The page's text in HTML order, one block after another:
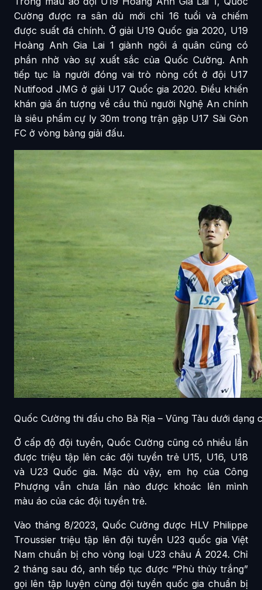
Cường được ra sân dù mới chỉ 16 tuổi và chiếm
được suất đá chính. Ở giải U19 Quốc gia 2020, U19
Hoàng Anh Gia Lai 1 giành ngôi á quân cũng có
phần nhờ vào sự xuất sắc của Quốc Cường. Anh
tiếp tục là người đóng vai trò nòng cốt ở đội U17
Nutifood JMG ở giải U17 Quốc gia 2020. Điều khiến
khán giả ấn tượng về cầu thủ người Nghệ An chính
là siêu phẩm cự ly 30m trong trận gặp U17 Sài Gòn
FC ở vòng bảng giải đấu.
Quốc Cường thi đấu cho Bà Rịa – Vũng Tàu dưới dạng
Ở cấp độ đội tuyển, Quốc Cường cũng có nhiều lần
được triệu tập lên các đội tuyển trẻ U15, U16, U18
và U23 Quốc gia. Mặc dù vậy, em họ của Công
Phượng vẫn chưa lần nào được khoác lên mình
màu áo của các đội tuyển trẻ.
Vào tháng 8/2023, Quốc Cường được HLV Philippe
Troussier triệu tập lên đội tuyển U23 quốc gia Việt
Nam chuẩn bị cho vòng loại U23 châu Á 2024. Chỉ
2 tháng sau đó, anh tiếp tục được “Phù thủy trắng”
gọi lên tập luyện cùng đội tuyển quốc gia chuẩn bị